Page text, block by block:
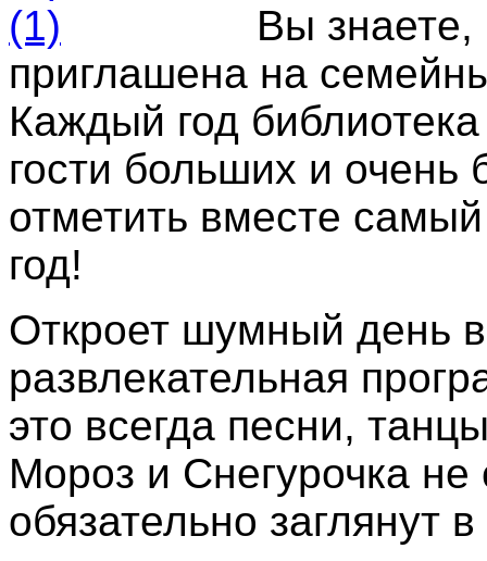
Вы
приглашена на
Каждый год
гости больших и очень
отметить вместе
год!
Откроет шумный день
развлекательная
это всегда песни,
Мороз и Снегурочка не
обязательно заглянут